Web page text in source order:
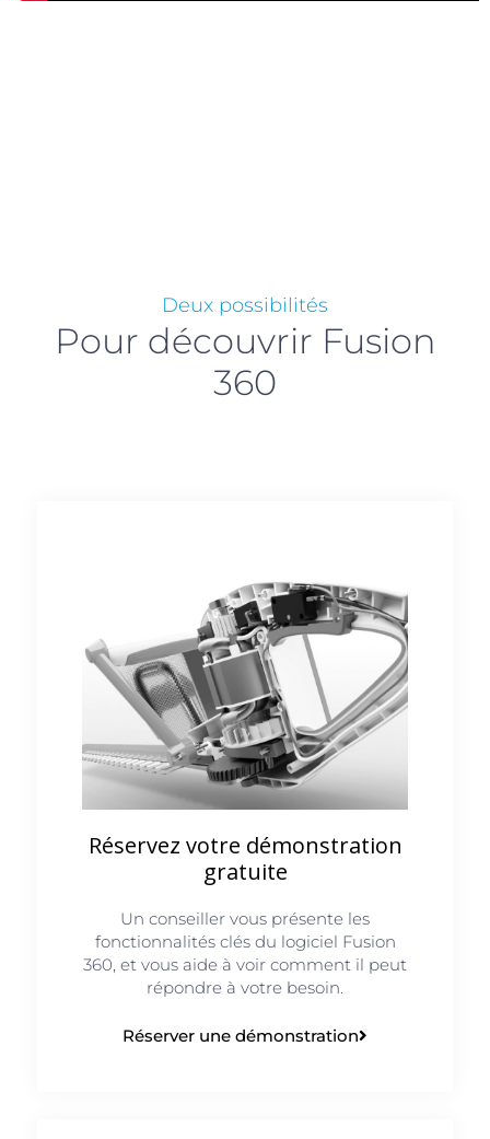
Deux possibilités
Pour découvrir Fusion
360
Réservez votre démonstration
gratuite
Un conseiller vous présente les
fonctionnalités clés du logiciel Fusion
360, et vous aide à voir comment il peut
répondre à votre besoin.
Réserver une démonstration